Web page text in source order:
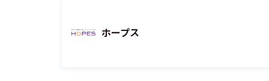
ホープス